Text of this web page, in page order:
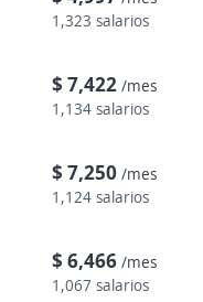
1,323 salarios
$ 7,422 /mes
1,134 salarios
$ 7,250 /mes
1,124 salarios
$ 6,466 /mes
1,067 salarios